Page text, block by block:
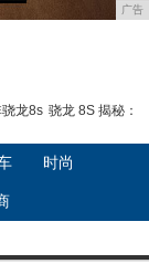
广告
龙8s 骁龙 8S 揭秘：
时尚